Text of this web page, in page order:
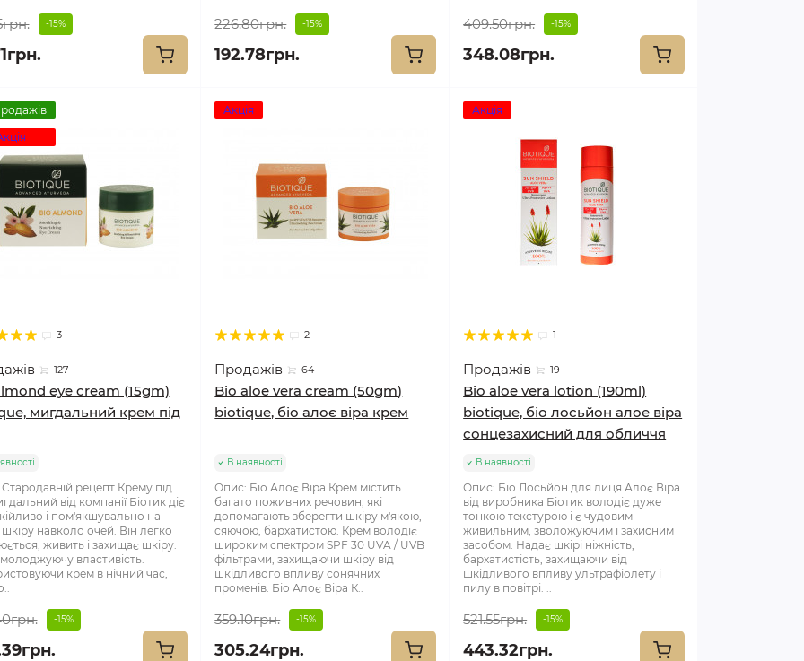
-15% 226.80грн. -15%
192.78грн.
409.50грн. -15%
348.08грн.
3
127
eye cream (15gm)
мигдальний крем під
рецепт Крему під
від компанії Біотик діє
і пом'якшувально на
шкіру навколо очей. Він легко
живить і захищає шкіру.
властивість.
крем в нічний час,
-15%
Акція
2
Продажів 64
Bio aloe vera cream (50gm)
biotique, біо алоє віра крем
В наявності
Опис: Біо Алоє Віра Крем містить
багато поживних речовин, які
допомагають зберегти шкіру м'якою,
сяючою, бархатистою. Крем володіє
широким спектром SPF 30 UVA / UVB
фільтрами, захищаючи шкіру від
шкідливого впливу сонячних
променів. Біо Алоє Віра К..
359.10грн. -15%
305.24грн.
Акція
1
Продажів 19
Bio aloe vera lotion (190ml)
biotique, біо лосьйон алое віра
сонцезахисний для обличчя
В наявності
Опис: Біо Лосьйон для лиця Алоє Віра
від виробника Біотик володіє дуже
тонкою текстурою і є чудовим
живильним, зволожуючим і захисним
засобом. Надає шкірі ніжність,
бархатистість, захищаючи від
шкідливого впливу ультрафіолету і
пилу в повітрі. ..
521.55грн. -15%
443.32грн.